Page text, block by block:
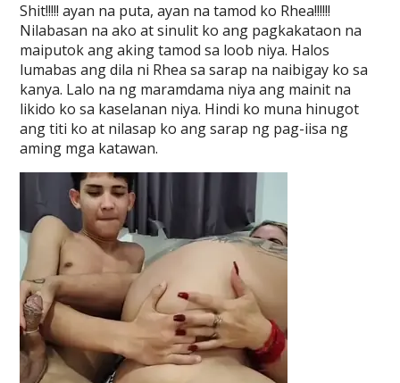
Shit!!!!! ayan na puta, ayan na tamod ko Rhea!!!!!!
Nilabasan na ako at sinulit ko ang pagkakataon na
maiputok ang aking tamod sa loob niya. Halos
lumabas ang dila ni Rhea sa sarap na naibigay ko sa
kanya. Lalo na ng maramdama niya ang mainit na
likido ko sa kaselanan niya. Hindi ko muna hinugot
ang titi ko at nilasap ko ang sarap ng pag-iisa ng
aming mga katawan.